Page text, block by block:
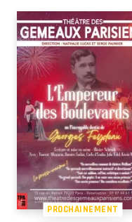
PROCHAINEMENT